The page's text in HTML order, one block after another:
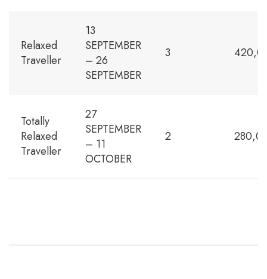
Relaxed
Traveller
13
SEPTEMBER
– 26
SEPTEMBER
3
Totally
Relaxed
Traveller
27
SEPTEMBER
– 11
OCTOBER
2